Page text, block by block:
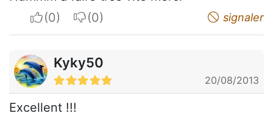
I apreciateI do not appreciate signaler
Kyky50
20/08/2013
Excellent !!!